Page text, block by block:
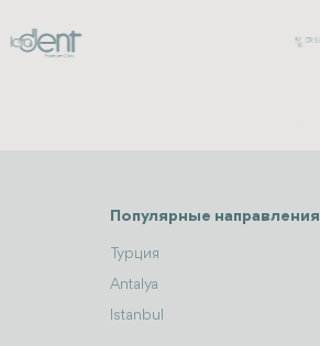
Популярные направления
Турция
Antalya
Istanbul